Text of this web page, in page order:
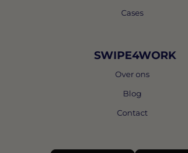
Cases
SWIPE4WORK
Over ons
Blog
Contact